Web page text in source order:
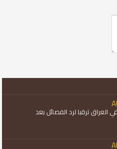
العراق ترقبا لرد الفصائل بعد